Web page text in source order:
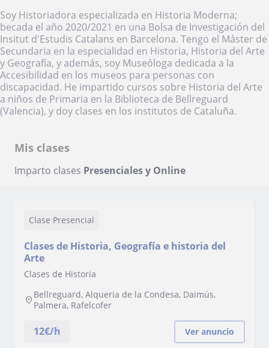
Soy Historiadora especializada en Historia Moderna;
becada el año 2020/2021 en una Bolsa de Investigación del
Insitut d'Estudis Catalans en Barcelona. Tengo el Máster de
Secundaria en la especialidad en Historia, Historia del Arte
y Geografía, y además, soy Museóloga dedicada a la
Accesibilidad en los museos para personas con
discapacidad. He impartido cursos sobre Historia del Arte
a niños de Primaria en la Biblioteca de Bellreguard
(Valencia), y doy clases en los institutos de Cataluña.
Mis clases
Imparto clases Presenciales y Online
Clase Presencial
Clases de Historia, Geografía e historia del
Arte
Clases de Historia
Bellreguard, Alqueria de la Condesa, Daimús,
Palmera, Rafelcofer
12€/h Ver anuncio